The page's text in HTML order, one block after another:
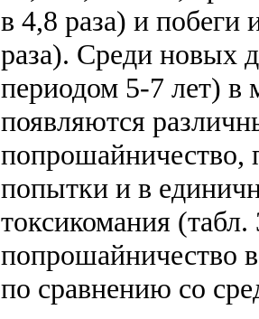
в 4,8 раза) и побеги
раза). Среди новых
периодом 5-7 лет) в
появляются
попрошайничество,
попытки и в
токсикомания
попрошайничество
по сравнению со